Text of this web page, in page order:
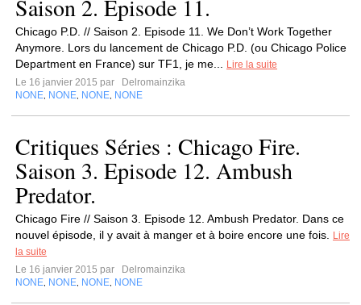
Saison 2. Episode 11.
Chicago P.D. // Saison 2. Episode 11. We Don’t Work Together
Anymore. Lors du lancement de Chicago P.D. (ou Chicago Police
Department en France) sur TF1, je me...
Lire la suite
Le 16 janvier 2015 par
Delromainzika
NONE NONE NONE NONE
Critiques Séries : Chicago Fire.
Saison 3. Episode 12. Ambush
Predator.
Chicago Fire // Saison 3. Episode 12. Ambush Predator. Dans ce
nouvel épisode, il y avait à manger et à boire encore une fois.
Lire
la suite
Le 16 janvier 2015 par
Delromainzika
NONE NONE NONE NONE